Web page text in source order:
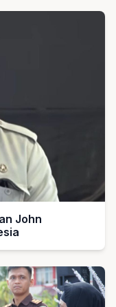
John